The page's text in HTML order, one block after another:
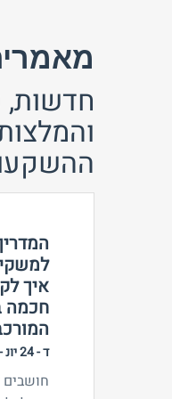
חדשות,
איך
חכמה
ד - 24 יונ - 2:47 PM
חושבים